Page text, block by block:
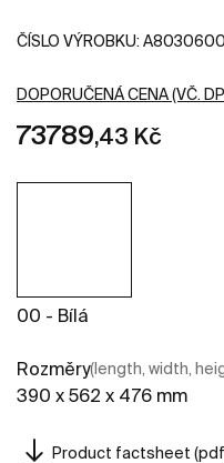
ČÍSLO VÝROBKU:
DOPORUČENÁ CENA (VČ.
73789,43 Kč
00 - Bílá
Rozměry(length, width,
390 x 562 x 476 mm
Product factsheet